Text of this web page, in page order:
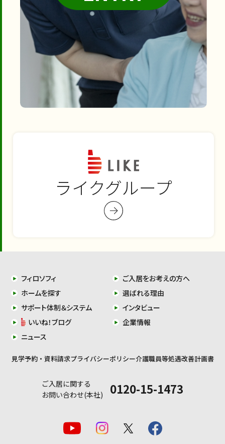
ライクグループ
フィロソフィ
ご入居をお考えの方へ
ホームを探す
選ばれる理由
サポート体制＆システム
インタビュー
いいね！ブログ
企業情報
ニュース
見学予約・資料請求プライバシーポリシー介護職員等処遇改善計画書
ご入居に関する
お問い合わせ(本社)
0120-15-1473